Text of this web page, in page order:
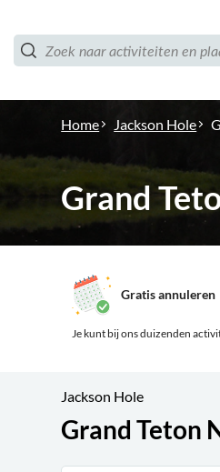
Home Jackson Hole
Grand
Gratis annuleren
Je kunt bij ons duizenden
Jackson Hole
Grand Teton